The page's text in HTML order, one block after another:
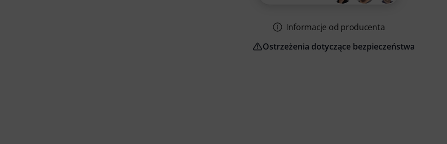
Informacje od producenta
Ostrzeżenia dotyczące bezpieczeństwa